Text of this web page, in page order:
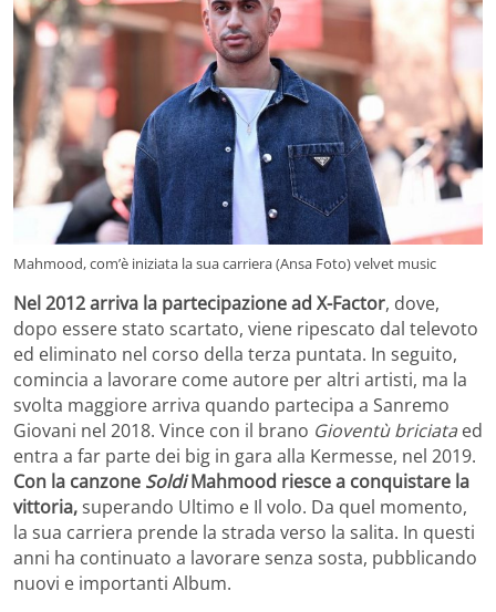
Mahmood, com’è iniziata la sua carriera (Ansa Foto) velvet music
Nel 2012 arriva la partecipazione ad X-Factor, dove,
dopo essere stato scartato, viene ripescato dal televoto
ed eliminato nel corso della terza puntata. In seguito,
comincia a lavorare come autore per altri artisti, ma la
svolta maggiore arriva quando partecipa a Sanremo
Giovani nel 2018. Vince con il brano Gioventù briciata ed
entra a far parte dei big in gara alla Kermesse, nel 2019.
Con la canzone SoldiMahmood riesce a conquistare la
vittoria,superando Ultimo e Il volo. Da quel momento,
la sua carriera prende la strada verso la salita. In questi
anni ha continuato a lavorare senza sosta, pubblicando
nuovi e importanti Album.